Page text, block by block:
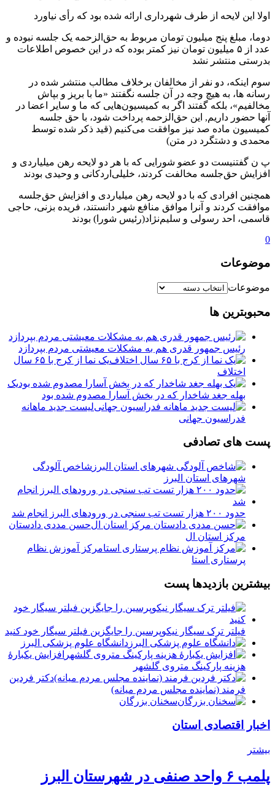
اولا این لایحه از طرف شهرداری ارائه شده بود که رأی نیاورد
دوما، مبلغ پنج میلیون تومان مربوط به حق‌‌الزحمه یک جلسه نبوده و
عدد از ۵ میلیون تومان نیز کمتر بوده که در این خصوص اطلاعات
بدرستی منتشر نشد
سوم اینکه، دو نفر از مخالفان برخلاف مطالب منتشر شده در
رسانه ها، به هیچ وجه در آن جلسه نگفتند «ما با بریز و بپاش
مخالفیم»، بلکه گفتند اگر به کمیسیون‌هایی که ما و سایر اعضا در
آنها حضور داریم, این حق‌الزحمه پرداخت شود، با حق جلسه
کمیسیون ماده صد نیز موافقت می‌کنیم (قید ذکر شده توسط
محمدی و دشتگرد در متن)
پ ن گفتنیست دو عضو شورایی که با هر دو لایحه رهن میلیاردی و
افزایش‌ حق‌جلسه مخالفت کردند، خلیلی‌اردکانی و وحیدی بودند
همچنین افرادی که با دو لایحه رهن میلیاردی و افزایش حق‌جلسه
موافقت کردند و آنرا موافق منافع شهر دانستند، فریده بزنی، حاجی
قاسمی، احد رسولی و سلیم‌نژاد(رئیس شورا) بودند
0
موضوعات
موضوعات
محبوبترین ها
رئیس جمهور قدری هم به مشکلات معیشتی مردم بپردازد
یک نما از کرج با ۶۵ سال
اختلاف
یک
بهله جغد شاخدار که در بخش آسارا مصدوم شده بود
لیست جدید ماهانه
فدراسیون جهانی
پست های تصادفی
شاخص آلودگی
شهرهای استان البرز
حدود ۲۰۰ هزار تست تب سنجی در ورودهای البرز انجام شد
حسن مددی دادستان
مرکز استان ال
مرکز آموزش نظام
پرستاری استا
بیشترین بازدیدها پست
فیلتر ترک سیگار نیکوپرسین را جایگزین فیلتر سیگار خود کنید
دانشگاه علوم پزشکی البرز
افزایش یکبارۀ
هزینه پارکینگ متروی گلشهر
دكتر فردين
فرمند (نماينده مجلس مردم میانه)
سخنان بزرگان
اخبار اقتصادی استان
بیشتر
پلمب ۶ واحد صنفی در شهرستان البرز